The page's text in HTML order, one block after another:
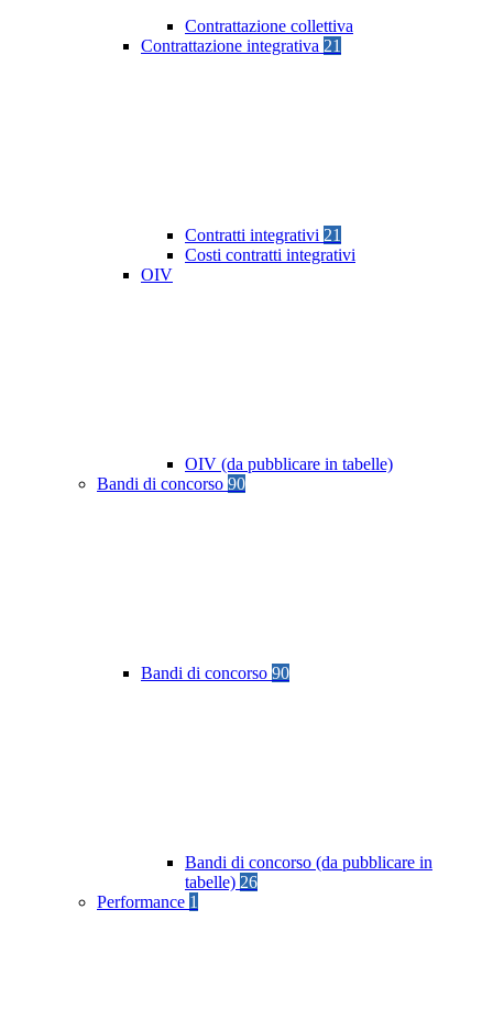
Contrattazione collettiva
Contrattazione integrativa 21
Contratti integrativi 21
Costi contratti integrativi
OIV
OIV (da pubblicare in tabelle)
Bandi di concorso 90
Bandi di concorso 90
Bandi di concorso (da pubblicare in
tabelle) 26
Performance 1